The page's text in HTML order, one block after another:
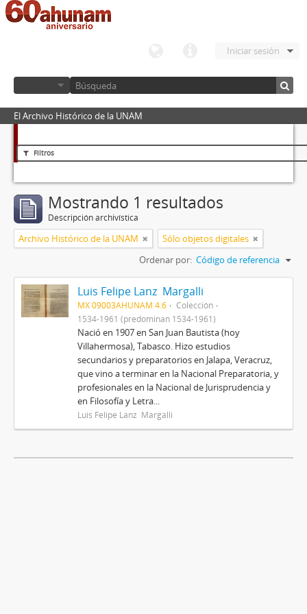
Iniciar sesión
El Archivo Histórico de la UNAM
Filtros
Mostrando 1 resultados
Descripción archivística
Archivo Histórico de la UNAM
Sólo objetos digitales
Ordenar por: Código de referencia
Luis Felipe Lanz Margalli
MX 09003AHUNAM 4.6
Colección
1534-1961 (predominan 1534-1961)
Nació en 1907 en San Juan Bautista (hoy
Villahermosa), Tabasco. Hizo estudios
secundarios y preparatorios en Jalapa, Veracruz,
que vino a terminar en la Nacional Preparatoria, y
profesionales en la Nacional de Jurisprudencia y
en Filosofía y Letra...
Luis Felipe Lanz Margalli